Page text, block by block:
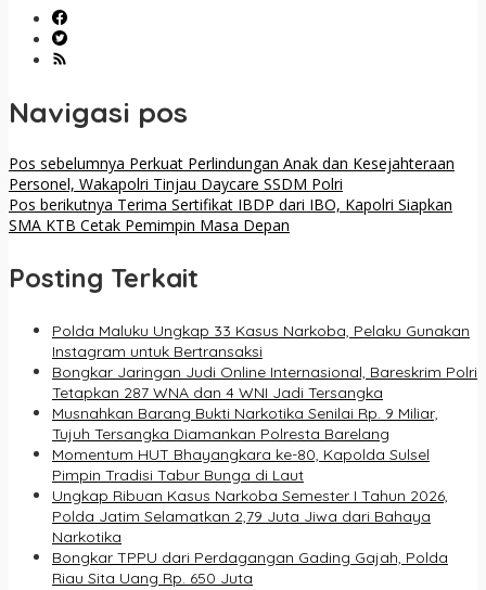
Navigasi pos
Pos sebelumnya Perkuat Perlindungan Anak dan Kesejahteraan
Personel, Wakapolri Tinjau Daycare SSDM Polri
Pos berikutnya Terima Sertifikat IBDP dari IBO, Kapolri Siapkan
SMA KTB Cetak Pemimpin Masa Depan
Posting Terkait
Polda Maluku Ungkap 33 Kasus Narkoba, Pelaku Gunakan
Instagram untuk Bertransaksi
Bongkar Jaringan Judi Online Internasional, Bareskrim Polri
Tetapkan 287 WNA dan 4 WNI Jadi Tersangka
Musnahkan Barang Bukti Narkotika Senilai Rp. 9 Miliar,
Tujuh Tersangka Diamankan Polresta Barelang
Momentum HUT Bhayangkara ke-80, Kapolda Sulsel
Pimpin Tradisi Tabur Bunga di Laut
Ungkap Ribuan Kasus Narkoba Semester I Tahun 2026,
Polda Jatim Selamatkan 2,79 Juta Jiwa dari Bahaya
Narkotika
Bongkar TPPU dari Perdagangan Gading Gajah, Polda
Riau Sita Uang Rp. 650 Juta